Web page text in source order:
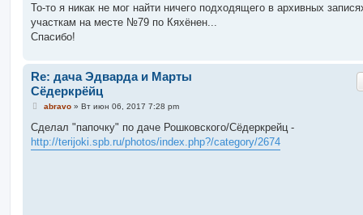
То-то я никак не мог найти ничего подходящего в архивных
участкам на месте №79 по Кяхёнен...
Спасибо!
Re: дача Эдварда и Марты
Сёдеркрёйц
С
о
б
щ
abravo» Вт июн 06, 2017 7:28 pm
Сделал "папочку" по даче Рошковского/Сёдеркрейц -
http://terijoki.spb.ru/photos/index.php?/category/2674